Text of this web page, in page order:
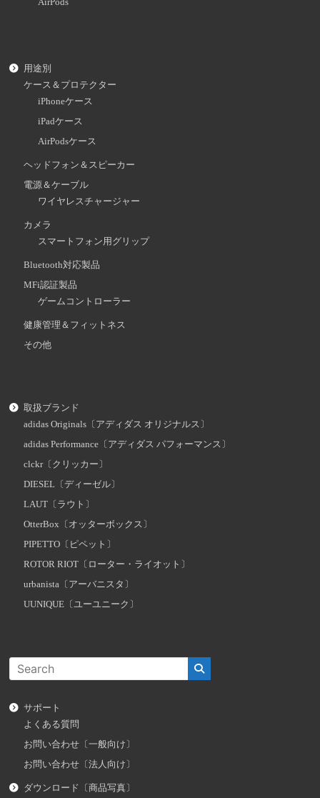
AirPods
用途別
ケース＆プロテクター
iPhoneケース
iPadケース
AirPodsケース
ヘッドフォン＆スピーカー
電源＆ケーブル
ワイヤレスチャージャー
カメラ
スマートフォン用グリップ
Bluetooth対応製品
MFi認証製品
ゲームコントローラー
健康管理＆フィットネス
その他
取扱ブランド
adidas Originals〔アディダス オリジナルス〕
adidas Performance〔アディダス パフォーマンス〕
clckr〔クリッカー〕
DIESEL〔ディーゼル〕
LAUT〔ラウト〕
OtterBox〔オッターボックス〕
PIPETTO〔ピペット〕
ROTOR RIOT〔ローター・ライオット〕
urbanista〔アーバニスタ〕
UUNIQUE〔ユーユニーク〕
サポート
よくある質問
お問い合わせ〔一般向け〕
お問い合わせ〔法人向け〕
ダウンロード〔商品写真〕